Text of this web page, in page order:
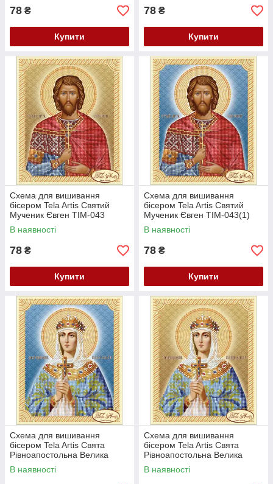
78 ₴
Купити
78 ₴
Купити
Схема для вишивання
бісером Tela Artis Святий
Мученик Євген ТІМ-043
В наявності
78 ₴
Купити
Схема для вишивання
бісером Tela Artis Святий
Мученик Євген ТІМ-043(1)
В наявності
78 ₴
Купити
Схема для вишивання
бісером Tela Artis Свята
Рівноапостольна Велика
Княгиня Ольга ТІМ-042(1)
В наявності
Схема для вишивання
бісером Tela Artis Свята
Рівноапостольна Велика
Княгиня Ольга ТІМ-042
В наявності